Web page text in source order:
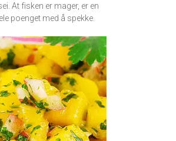
At fisken er mager, er en
poenget med å spekke.